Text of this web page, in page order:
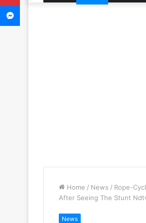
Home / News / Rope-
After Seeing The Stunt
News